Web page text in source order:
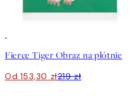
Fierce Tiger Obraz na płótnie
Od 153,30 zł219 zł